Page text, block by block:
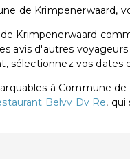
de Krimpenerwaard,
Krimpenerwaard
avis d'autres
sélectionnez vos
à Commune
Belvv Dv Re, qui